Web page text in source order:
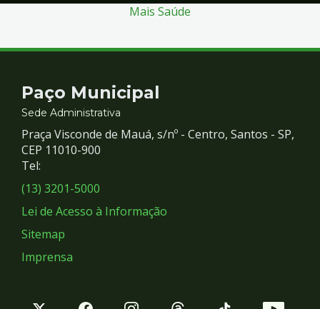
Mais Saúde
Contato
e
Redes
Sociais
Paço Municipal
Sede Administrativa
Praça Visconde de Mauá, s/nº - Centro, Santos - SP,
CEP 11010-900
Tel:
(13) 3201-5000
Lei de Acesso à Informação
Sitemap
Imprensa